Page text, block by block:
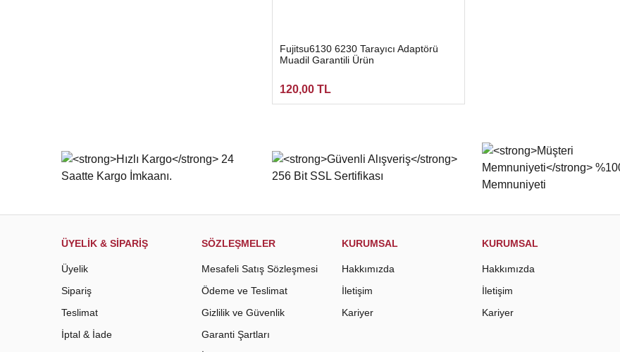
Fujitsu6130 6230 Tarayıcı Adaptörü
Muadil Garantili Ürün
120,00 TL
ÜYELİK & SİPARİŞ
Üyelik
Sipariş
Teslimat
İptal & İade
SÖZLEŞMELER
Mesafeli Satış Sözleşmesi
Ödeme ve Teslimat
Gizlilik ve Güvenlik
Garanti Şartları
KURUMSAL
Hakkımızda
İletişim
Kariyer
KURUMSAL
Hakkımızda
İletişim
Kariyer